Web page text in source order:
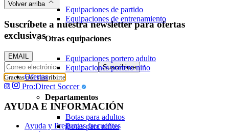
Equipaciones de partido
Equipaciones de entrenamiento
Otras equipaciones
Equipaciones portero adulto
Equipaciones portero niño
Ofertas
Departamentos
Botas para adultos
Botas para niños
Volver arriba
Suscríbete a nuestra newsletter para ofertas
exclusivas
EMAIL
Suscribirse
Gracias por suscribirte
Pro:Direct Soccer
AYUDA E INFORMACIÓN
Ayuda y Preguntas frecuentes